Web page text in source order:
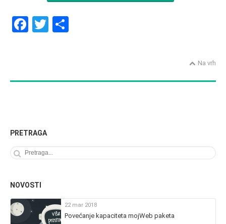
F
T
Na vrh
PRETRAGA
NOVOSTI
22 mar 2018
Povećanje kapaciteta mojWeb paketa